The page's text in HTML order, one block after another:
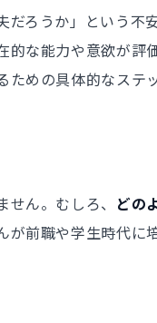
ろうか」という不
な能力や意欲が評
めの具体的なステ
ん。むしろ、 どの
が前職や学生時代に